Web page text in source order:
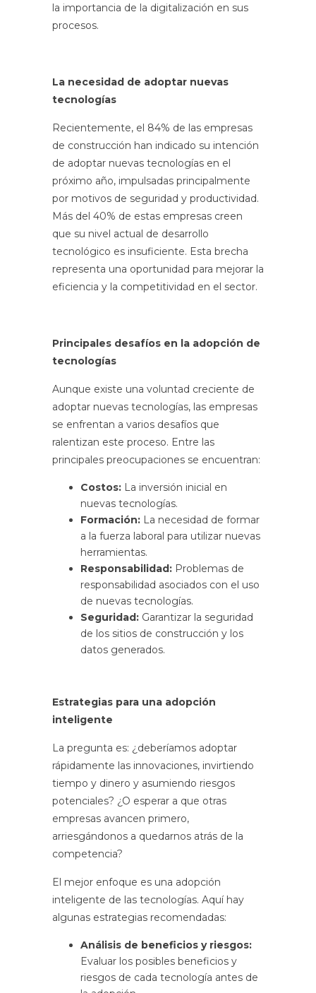
la importancia de la digitalización en sus
procesos.
La necesidad de adoptar nuevas
tecnologías
Recientemente, el 84% de las empresas
de construcción han indicado su intención
de adoptar nuevas tecnologías en el
próximo año, impulsadas principalmente
por motivos de seguridad y productividad.
Más del 40% de estas empresas creen
que su nivel actual de desarrollo
tecnológico es insuficiente. Esta brecha
representa una oportunidad para mejorar la
eficiencia y la competitividad en el sector.
Principales desafíos en la adopción de
tecnologías
Aunque existe una voluntad creciente de
adoptar nuevas tecnologías, las empresas
se enfrentan a varios desafíos que
ralentizan este proceso. Entre las
principales preocupaciones se encuentran:
Costos: La inversión inicial en
nuevas tecnologías.
Formación: La necesidad de formar
a la fuerza laboral para utilizar nuevas
herramientas.
Responsabilidad: Problemas de
responsabilidad asociados con el uso
de nuevas tecnologías.
Seguridad: Garantizar la seguridad
de los sitios de construcción y los
datos generados.
Estrategias para una adopción
inteligente
La pregunta es: ¿deberíamos adoptar
rápidamente las innovaciones, invirtiendo
tiempo y dinero y asumiendo riesgos
potenciales? ¿O esperar a que otras
empresas avancen primero,
arriesgándonos a quedarnos atrás de la
competencia?
El mejor enfoque es una adopción
inteligente de las tecnologías. Aquí hay
algunas estrategias recomendadas:
Análisis de beneficios y riesgos:
Evaluar los posibles beneficios y
riesgos de cada tecnología antes de